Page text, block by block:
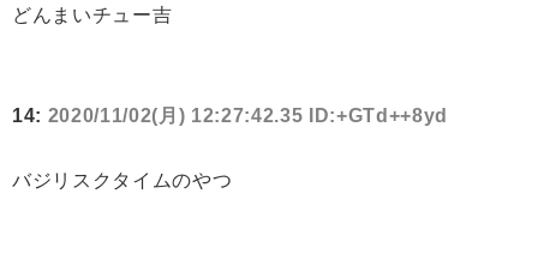
どんまいチュー吉
14: 2020/11/02(月) 12:27:42.35 ID:+GTd++8yd
バジリスクタイムのやつ